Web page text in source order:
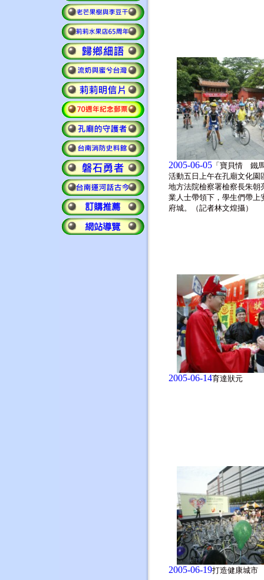
2005-06-05 「寶貝情 鐵
活動五日上午在孔廟文化園
地方法院檢察署檢察長朱朝
業人士帶領下，學生們帶上
府城。（記者林文煌攝）
2005-06-14育達狀元
2005-06-19打造健康城市